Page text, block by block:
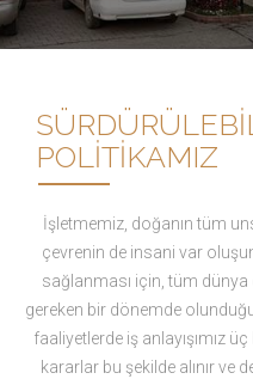
POLİTİKAMIZ
İşletmemiz, doğanın tüm
çevrenin de insani var oluşun
sağlanması için, tüm
gereken bir dönemde
faaliyetlerde iş anlayışımız
kararlar bu şekilde alınır ve